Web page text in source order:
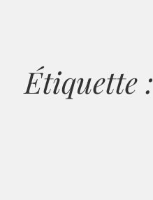
Étiquette :